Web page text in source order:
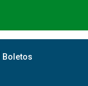
Boletos